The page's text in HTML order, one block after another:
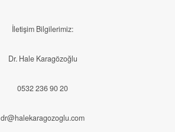
İletişim Bilgilerimiz:
Dr. Hale Karagözoğlu
0532 236 90 20
dr@halekaragozoglu.com